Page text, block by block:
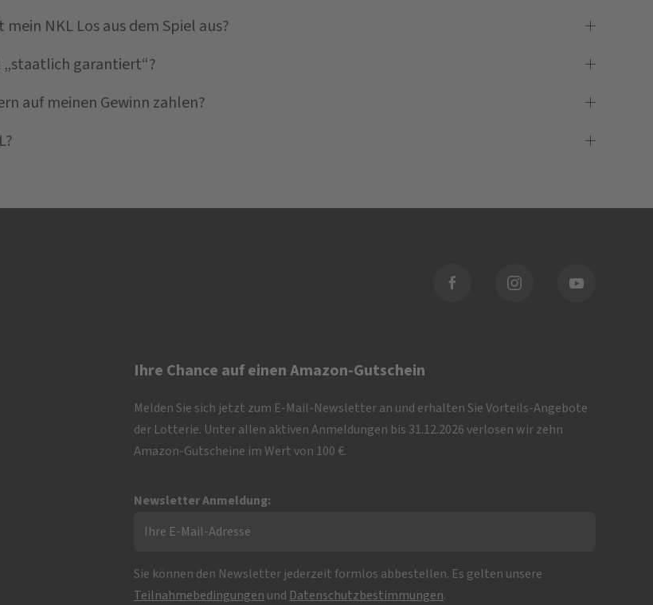
mein NKL Los aus dem Spiel aus?
garantiert“?
auf meinen Gewinn zahlen?
Ihre Chance auf einen Amazon-Gutschein
Melden Sie sich jetzt zum E-Mail-Newsletter an und erhalten Sie Vorteils-Angebote
der Lotterie. Unter allen aktiven Anmeldungen bis 31.12.2026 verlosen wir zehn
Amazon-Gutscheine im Wert von 100 €.
Newsletter Anmeldung:
Sie können den Newsletter jederzeit formlos abbestellen. Es gelten unsere
Teilnahmebedingungen und Datenschutzbestimmungen.